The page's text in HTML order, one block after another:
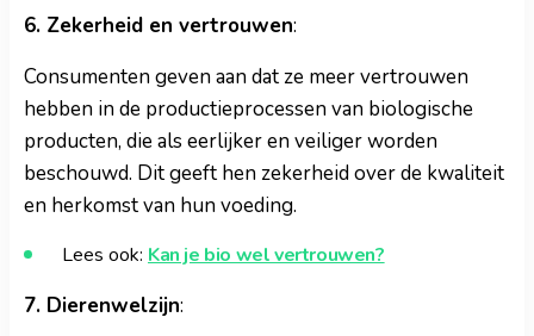
6. Zekerheid en vertrouwen:
Consumenten geven aan dat ze meer vertrouwen
hebben in de productieprocessen van biologische
producten, die als eerlijker en veiliger worden
beschouwd. Dit geeft hen zekerheid over de kwaliteit
en herkomst van hun voeding.
Lees ook: Kan je bio wel vertrouwen?
7. Dierenwelzijn: